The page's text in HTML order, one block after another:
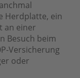
Herdplatte, ein
an einer
Besuch beim
Versicherung
oder